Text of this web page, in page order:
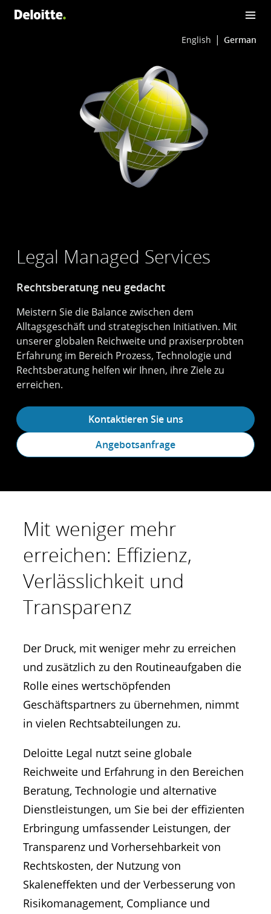
English German
Legal Managed Services
Rechtsberatung neu gedacht
Meistern Sie die Balance zwischen dem
Alltagsgeschäft und strategischen Initiativen. Mit
unserer globalen Reichweite und praxiserprobten
Erfahrung im Bereich Prozess, Technologie und
Rechtsberatung helfen wir Ihnen, ihre Ziele zu
erreichen.
Kontaktieren Sie uns
Angebotsanfrage
Mit weniger mehr
erreichen: Effizienz,
Verlässlichkeit und
Transparenz
Der Druck, mit weniger mehr zu erreichen
und zusätzlich zu den Routineaufgaben die
Rolle eines wertschöpfenden
Geschäftspartners zu übernehmen, nimmt
in vielen Rechtsabteilungen zu.
Deloitte Legal nutzt seine globale
Reichweite und Erfahrung in den Bereichen
Beratung, Technologie und alternative
Dienstleistungen, um Sie bei der effizienten
Erbringung umfassender Leistungen, der
Transparenz und Vorhersehbarkeit von
Rechtskosten, der Nutzung von
Skaleneffekten und der Verbesserung von
Risikomanagement, Compliance und